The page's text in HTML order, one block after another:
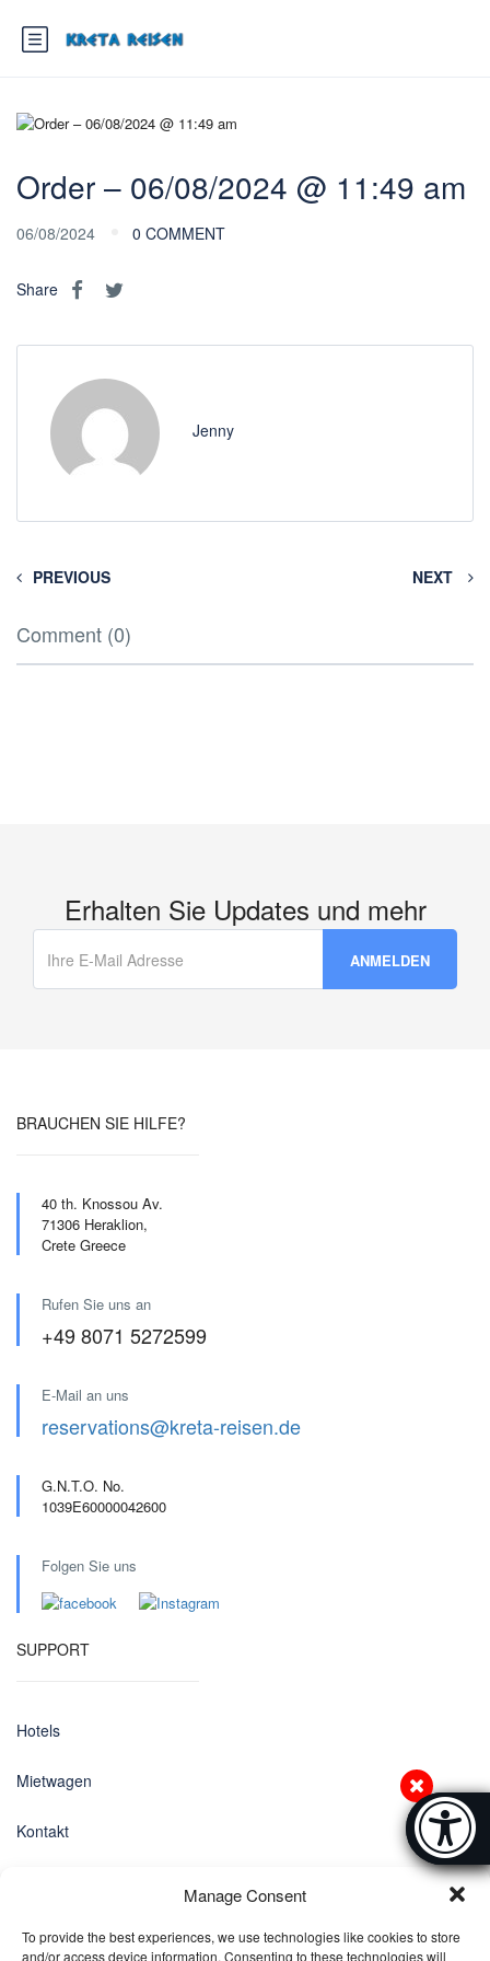
Manage Consent
To provide the best experiences, we use technologies like cookies to store
and/or access device information. Consenting to these technologies will
Order – 06/08/2024 @ 11:49 am
06/08/2024 0 COMMENT
Share
Jenny
PREVIOUS NEXT
Comment (0)
Erhalten Sie Updates und mehr
BRAUCHEN SIE HILFE?
40 th. Knossou Av.
71306 Heraklion,
Crete Greece
Rufen Sie uns an
+49 8071 5272599
E-Mail an uns
reservations@kreta-reisen.de
G.N.T.O. No.
1039E60000042600
Folgen Sie uns
SUPPORT
Hotels
Mietwagen
Kontakt